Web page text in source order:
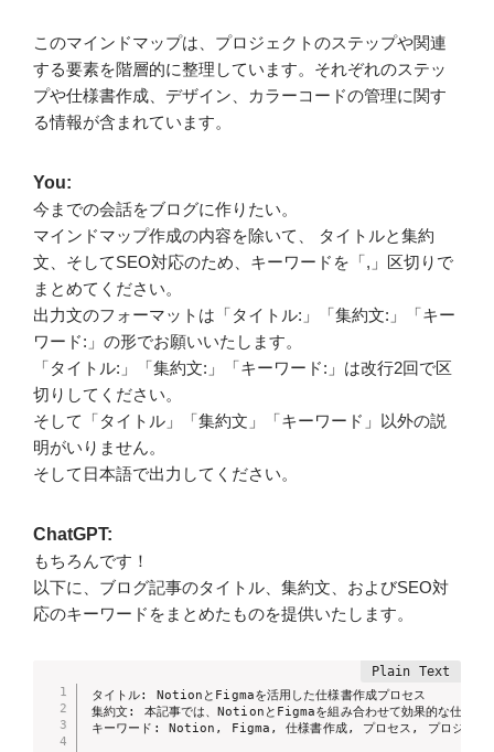
このマインドマップは、プロジェクトのステップや関連
する要素を階層的に整理しています。それぞれのステッ
プや仕様書作成、デザイン、カラーコードの管理に関す
る情報が含まれています。
You:
今までの会話をブログに作りたい。
マインドマップ作成の内容を除いて、 タイトルと集約
文、そしてSEO対応のため、キーワードを「,」区切りで
まとめてください。
出力文のフォーマットは「タイトル:」「集約文:」「キー
ワード:」の形でお願いいたします。
「タイトル:」「集約文:」「キーワード:」は改行2回で区
切りしてください。
そして「タイトル」「集約文」「キーワード」以外の説
明がいりません。
そして日本語で出力してください。
ChatGPT:
もちろんです！
以下に、ブログ記事のタイトル、集約文、およびSEO対
応のキーワードをまとめたものを提供いたします。
タイトル: NotionとFigmaを活用した仕様書作成プロセス
集約文: 本記事では、NotionとFigmaを組み合わせて効果的な仕様書
キーワード: Notion, Figma, 仕様書作成, プロセス, プロジェク